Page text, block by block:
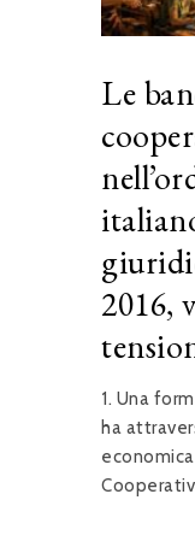
Le
2016,
1. Una
ha